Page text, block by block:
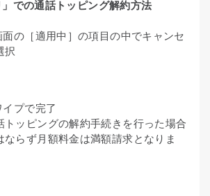
」での通話トッピング解約方法
の［適用中］の項目の中でキャンセ
択
プで完了
ッピングの解約手続きを行った場合
ならず月額料金は満額請求となりま